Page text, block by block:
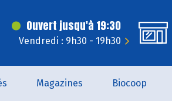
Ouvert jusqu'à 19:30
Vendredi : 9h30 - 19h30
Magazines Biocoop